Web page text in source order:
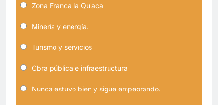
Zona Franca la Quiaca
Minería y energía.
Turismo y servicios
Obra pública e infraestructura
Nunca estuvo bien y sigue empeorando.